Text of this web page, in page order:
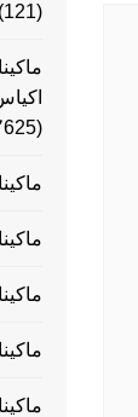
(121)
(2٬625)